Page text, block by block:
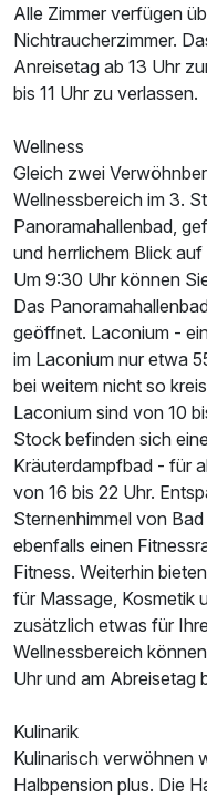
Ausstattung
Zusatznächte
Für 5 Tage
Dreibettzimmer
3 Erwachsene
Alle Zimmer verfügen
Nichtraucherzimmer.
Anreisetag ab 13 Uhr
bis 11 Uhr zu verlassen.
Wellness
Gleich zwei
Wellnessbereich im 3.
Panoramahallenbad,
und herrlichem Blick
Um 9:30 Uhr können
Das
geöffnet. Laconium -
im Laconium nur etwa
bei weitem nicht so
Laconium sind von 10
Stock befinden sich
Kräuterdampfbad - für
von 16 bis 22 Uhr.
Sternenhimmel von
ebenfalls einen
Fitness. Weiterhin
für Massage, Kosmetik
zusätzlich etwas für
Wellnessbereich
Uhr und am Abreisetag
Kulinarik
Kulinarisch verwöhnen
Halbpension plus. Die